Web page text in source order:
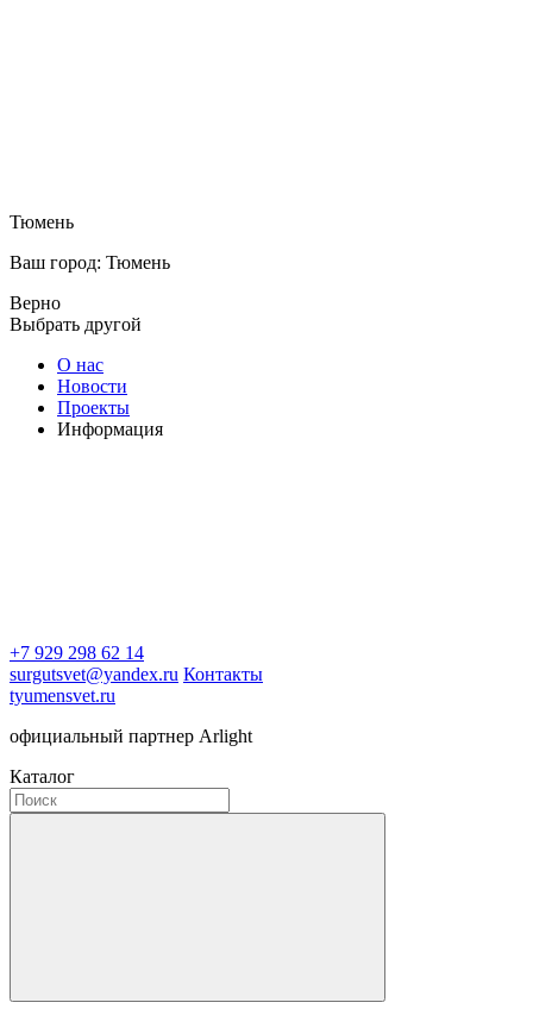
Тюмень
Ваш город: Тюмень
Верно
Выбрать другой
О нас
Новости
Проекты
Информация
+7 929 298 62 14
surgutsvet@yandex.ru Контакты
tyumensvet.ru
официальный партнер Arlight
Каталог